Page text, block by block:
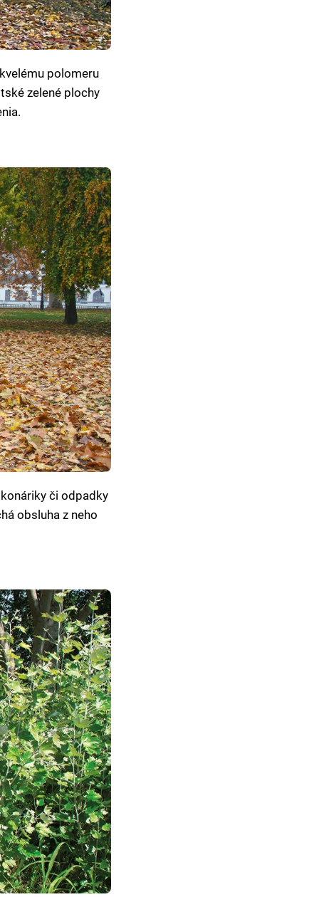
polomeru
zelené plochy
či odpadky
obsluha z neho